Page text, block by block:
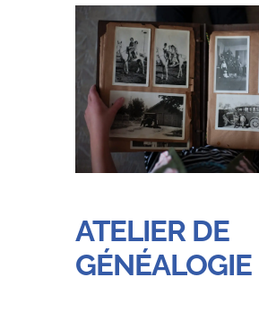
ATELIER DE
GÉNÉALOGIE